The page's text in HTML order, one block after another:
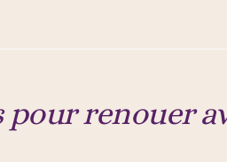
pour renouer